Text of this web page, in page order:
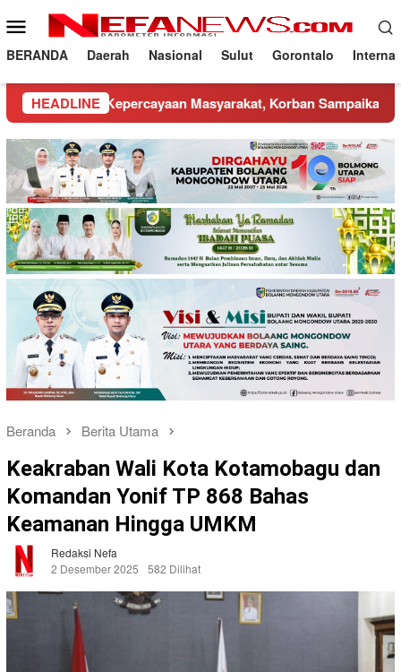
ke
konten
Menu
Mobile
BERANDA Daerah Nasional Sulut Gorontalo
HEADLINEMasyarakat, Korban Sampaikan Rasa Syukur
Beranda Berita Utama
Keakraban Wali Kota Kotamobagu dan
Komandan Yonif TP 868 Bahas
Keamanan Hingga UMKM
Redaksi Nefa
2 Desember 2025
582 Dilihat